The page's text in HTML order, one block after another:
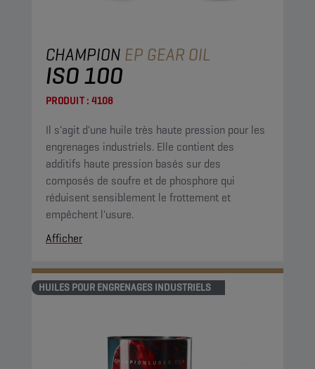
CHAMPION EP GEAR OIL
ISO 100
PRODUIT : 4108
Il s'agit d'une huile très haute pression pour les
engrenages industriels. Elle contient des
additifs haute pression basés sur des
composés de soufre et de phosphore qui
réduisent sensiblement le frottement et
empêchent l'usure.
Afficher
HUILES POUR ENGRENAGES INDUSTRIELS